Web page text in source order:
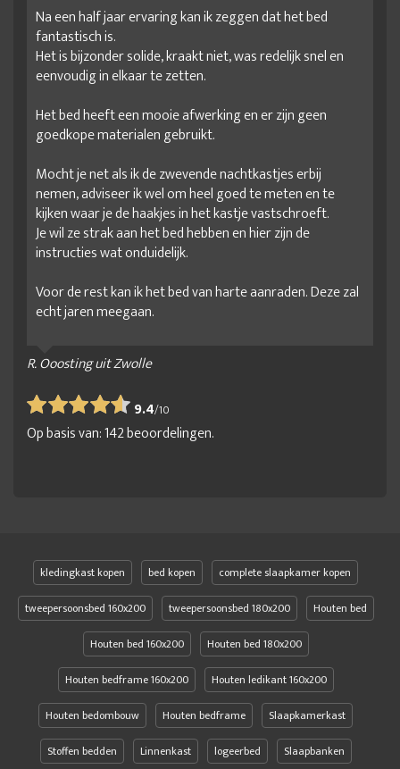
Na een half jaar ervaring kan ik zeggen dat het bed
fantastisch is.
Het is bijzonder solide, kraakt niet, was redelijk snel en
eenvoudig in elkaar te zetten.
Het bed heeft een mooie afwerking en er zijn geen
goedkope materialen gebruikt.
Mocht je net als ik de zwevende nachtkastjes erbij
nemen, adviseer ik wel om heel goed te meten en te
kijken waar je de haakjes in het kastje vastschroeft.
Je wil ze strak aan het bed hebben en hier zijn de
instructies wat onduidelijk.
Voor de rest kan ik het bed van harte aanraden. Deze zal
echt jaren meegaan.
R. Ooosting uit Zwolle
9.4/10
Op basis van:142beoordelingen.
kledingkast kopen bed kopen
complete slaapkamer kopen
tweepersoonsbed 160x200
tweepersoonsbed 180x200
Houten bed
Houten bed 160x200
Houten bed 180x200
Houten bedframe 160x200
Houten ledikant 160x200
Houten bedombouw
Houten bedframe
Slaapkamerkast
Stoffen bedden
Linnenkast logeerbed Slaapbanken